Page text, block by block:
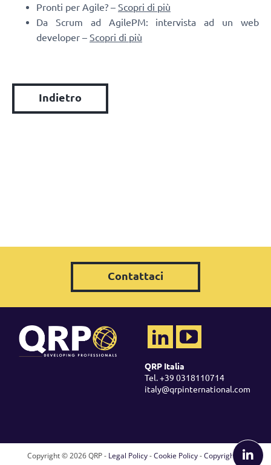
Pronti per Agile? – Scopri di più
Da Scrum ad AgilePM: intervista ad un web
developer – Scopri di più
Indietro
Contattaci
QRP Italia
Tel. +39 0318110714
italy@qrpinternational.com
Copyright ©2026 QRP - Legal Policy-Cookie Policy-Copyright &